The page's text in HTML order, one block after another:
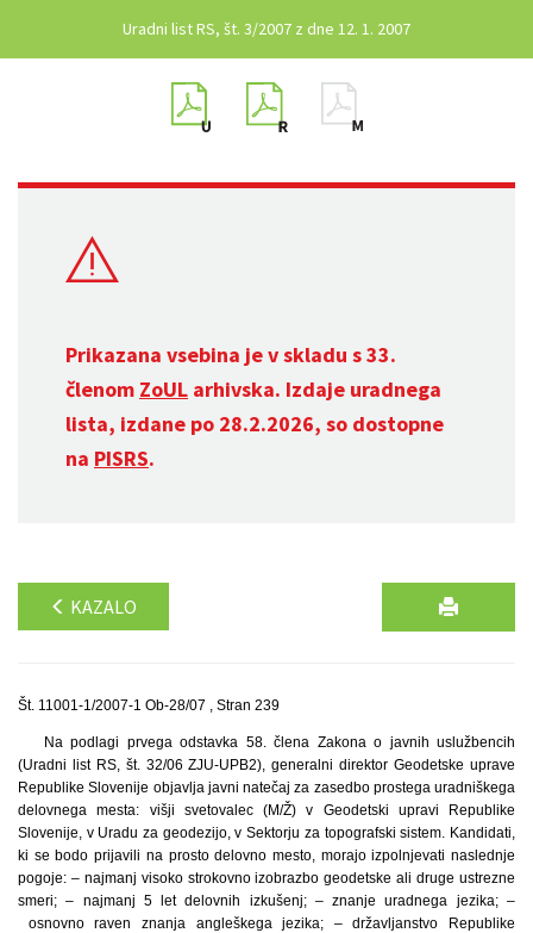
Uradni list RS, št. 3/2007 z dne 12. 1. 2007
Prikazana vsebina je v skladu s 33.
členom ZoUL arhivska. Izdaje uradnega
lista, izdane po 28.2.2026, so dostopne
na PISRS.
KAZALO
Št. 11001-1/2007-1 Ob-28/07 , Stran 239
Na podlagi prvega odstavka 58. člena Zakona o javnih uslužbencih
(Uradni list RS, št. 32/06 ZJU-UPB2), generalni direktor Geodetske uprave
Republike Slovenije objavlja javni natečaj za zasedbo prostega uradniškega
delovnega mesta: višji svetovalec (M/Ž) v Geodetski upravi Republike
Slovenije, v Uradu za geodezijo, v Sektorju za topografski sistem. Kandidati,
ki se bodo prijavili na prosto delovno mesto, morajo izpolnjevati naslednje
pogoje: – najmanj visoko strokovno izobrazbo geodetske ali druge ustrezne
smeri; – najmanj 5 let delovnih izkušenj; – znanje uradnega jezika; –
osnovno raven znanja angleškega jezika; – državljanstvo Republike